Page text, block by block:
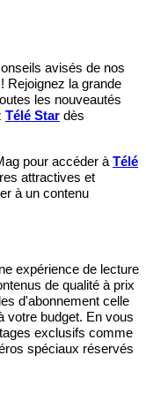
avisés de nos
Rejoignez la grande
les nouveautés
Télé Star dès
pour accéder à Télé
attractives et
à un contenu
expérience de lecture
de qualité à prix
d'abonnement celle
votre budget. En vous
exclusifs comme
spéciaux réservés